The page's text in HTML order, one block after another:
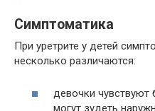
Симптоматика
При уретрите у детей
несколько различаются:
девочки чувствуют